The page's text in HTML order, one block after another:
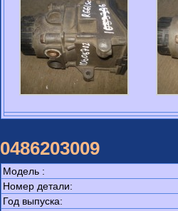
0486203009
Модель :
Номер детали:
Год выпуска: